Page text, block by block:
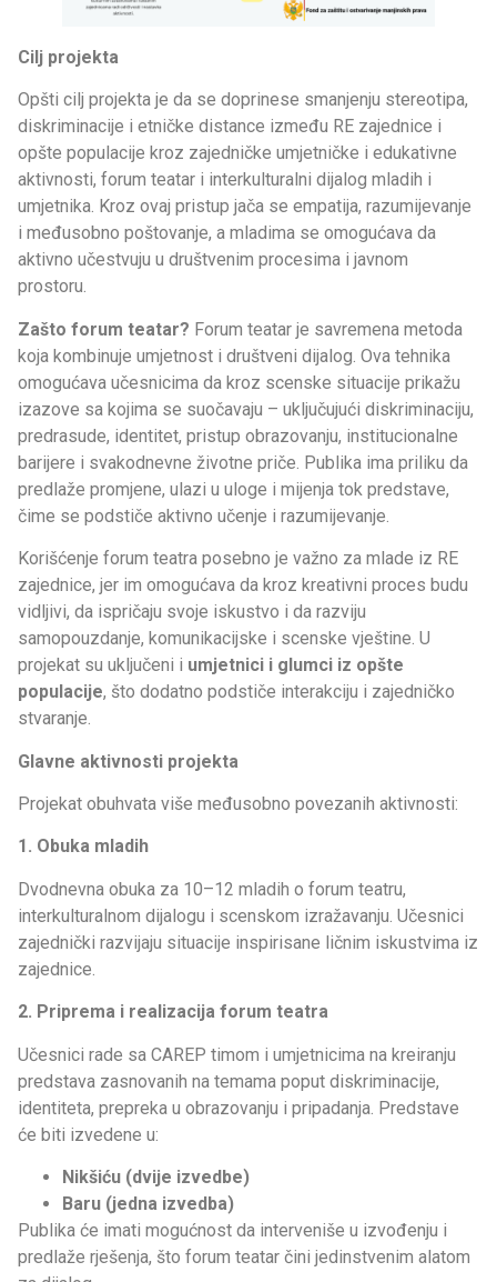
Cilj projekta
Opšti cilj projekta je da se doprinese smanjenju stereotipa,
diskriminacije i etničke distance između RE zajednice i
opšte populacije kroz zajedničke umjetničke i edukativne
aktivnosti, forum teatar i interkulturalni dijalog mladih i
umjetnika. Kroz ovaj pristup jača se empatija, razumijevanje
i međusobno poštovanje, a mladima se omogućava da
aktivno učestvuju u društvenim procesima i javnom
prostoru.
Zašto forum teatar? Forum teatar je savremena metoda
koja kombinuje umjetnost i društveni dijalog. Ova tehnika
omogućava učesnicima da kroz scenske situacije prikažu
izazove sa kojima se suočavaju – uključujući diskriminaciju,
predrasude, identitet, pristup obrazovanju, institucionalne
barijere i svakodnevne životne priče. Publika ima priliku da
predlaže promjene, ulazi u uloge i mijenja tok predstave,
čime se podstiče aktivno učenje i razumijevanje.
Korišćenje forum teatra posebno je važno za mlade iz RE
zajednice, jer im omogućava da kroz kreativni proces budu
vidljivi, da ispričaju svoje iskustvo i da razviju
samopouzdanje, komunikacijske i scenske vještine. U
projekat su uključeni i umjetnici i glumci iz opšte
populacije, što dodatno podstiče interakciju i zajedničko
stvaranje.
Glavne aktivnosti projekta
Projekat obuhvata više međusobno povezanih aktivnosti:
1. Obuka mladih
Dvodnevna obuka za 10–12 mladih o forum teatru,
interkulturalnom dijalogu i scenskom izražavanju. Učesnici
zajednički razvijaju situacije inspirisane ličnim iskustvima iz
zajednice.
2. Priprema i realizacija forum teatra
Učesnici rade sa CAREP timom i umjetnicima na kreiranju
predstava zasnovanih na temama poput diskriminacije,
identiteta, prepreka u obrazovanju i pripadanja. Predstave
će biti izvedene u:
Nikšiću (dvije izvedbe)
Baru (jedna izvedba)
Publika će imati mogućnost da interveniše u izvođenju i
predlaže rješenja, što forum teatar čini jedinstvenim alatom